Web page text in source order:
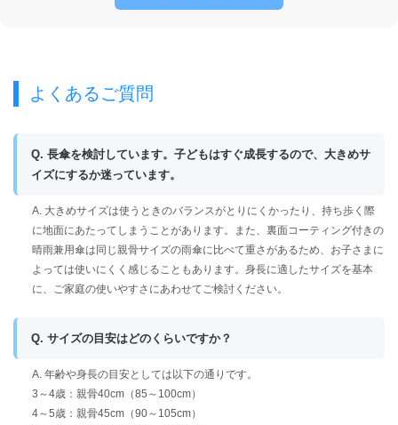
よくあるご質問
Q. 長傘を検討しています。子どもはすぐ成長するので、大きめサ
イズにするか迷っています。
A. 大きめサイズは使うときのバランスがとりにくかったり、持ち歩く際
に地面にあたってしまうことがあります。また、裏面コーティング付きの
晴雨兼用傘は同じ親骨サイズの雨傘に比べて重さがあるため、お子さまに
よっては使いにくく感じることもあります。身長に適したサイズを基本
に、ご家庭の使いやすさにあわせてご検討ください。
Q. サイズの目安はどのくらいですか？
A. 年齢や身長の目安としては以下の通りです。
3～4歳：親骨40cm（85～100cm）
4～5歳：親骨45cm（90～105cm）